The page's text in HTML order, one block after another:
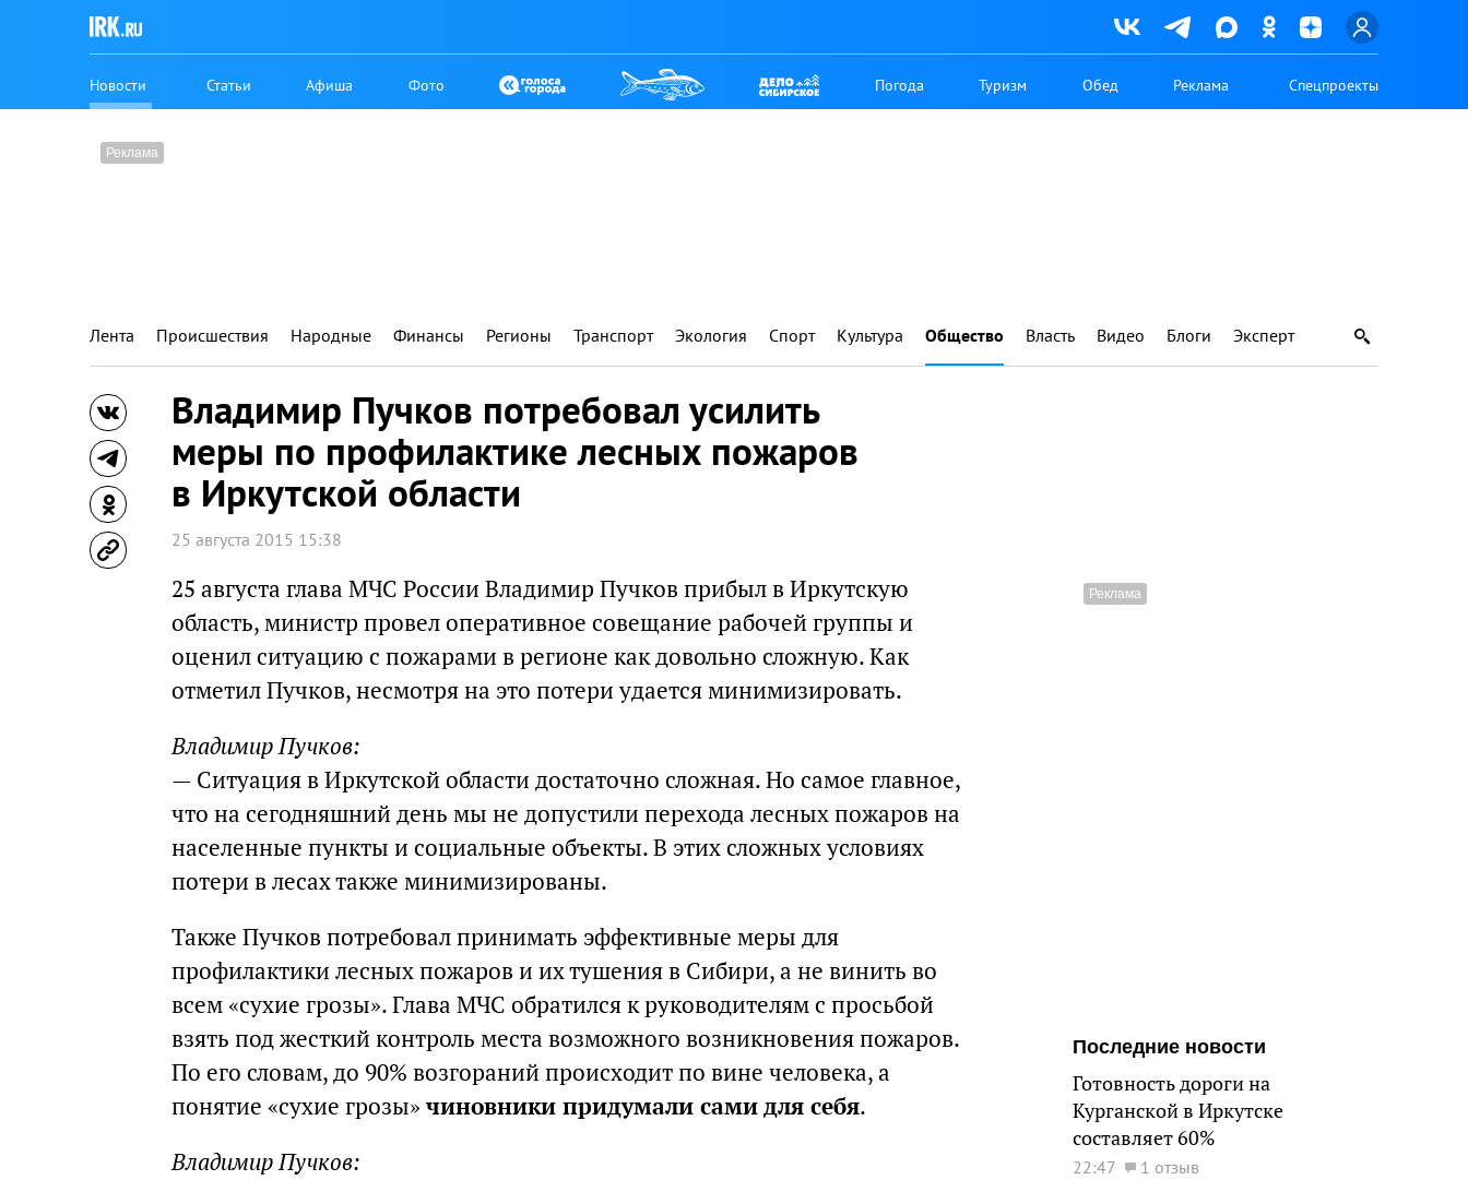
Новости Статьи Афиша Фото Погода Туризм Обед Реклама Спецпроекты
Лента Происшествия Народные Финансы Регионы Транспорт Экология Спорт Культура Общество Власть Видео Блоги Эксперт
Владимир Пучков потребовал усилить
меры по профилактике лесных пожаров
в Иркутской области
25 августа 2015 15:38
25 августа глава МЧС России Владимир Пучков прибыл в Иркутскую
область, министр провел оперативное совещание рабочей группы и
оценил ситуацию с пожарами в регионе как довольно сложную. Как
отметил Пучков, несмотря на это потери удается минимизировать.
Владимир Пучков:
— Ситуация в Иркутской области достаточно сложная. Но самое главное,
что на сегодняшний день мы не допустили перехода лесных пожаров на
населенные пункты и социальные объекты. В этих сложных условиях
потери в лесах также минимизированы.
Также Пучков потребовал принимать эффективные меры для
профилактики лесных пожаров и их тушения в Сибири, а не винить во
всем «сухие грозы». Глава МЧС обратился к руководителям с просьбой
взять под жесткий контроль места возможного возникновения пожаров.
По его словам, до 90% возгораний происходит по вине человека, а
понятие «сухие грозы»чиновники придумали сами для себя.
Владимир Пучков:
Последние новости
Готовность дороги на
Курганской в Иркутске
составляет 60%
22:47 1 отзыв